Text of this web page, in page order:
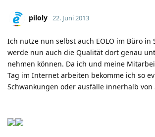
piloly 22. Juni 2013
Ich nutze nun selbst auch EOLO im Büro in
werde nun auch die Qualität dort genau
nehmen können. Da ich und meine
Tag im Internet arbeiten bekomme ich so
Schwankungen oder ausfälle innerhalb von